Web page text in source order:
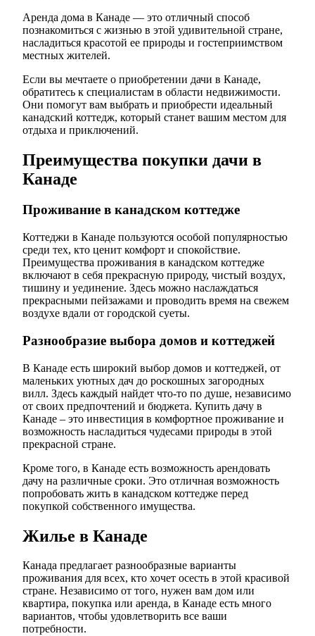
Аренда дома в Канаде — это отличный способ
познакомиться с жизнью в этой удивительной стране,
насладиться красотой ее природы и гостеприимством
местных жителей.
Если вы мечтаете о приобретении дачи в Канаде,
обратитесь к специалистам в области недвижимости.
Они помогут вам выбрать и приобрести идеальный
канадский коттедж, который станет вашим местом для
отдыха и приключений.
Преимущества покупки дачи в
Канаде
Проживание в канадском коттедже
Коттеджи в Канаде пользуются особой популярностью
среди тех, кто ценит комфорт и спокойствие.
Преимущества проживания в канадском коттедже
включают в себя прекрасную природу, чистый воздух,
тишину и уединение. Здесь можно наслаждаться
прекрасными пейзажами и проводить время на свежем
воздухе вдали от городской суеты.
Разнообразие выбора домов и коттеджей
В Канаде есть широкий выбор домов и коттеджей, от
маленьких уютных дач до роскошных загородных
вилл. Здесь каждый найдет что-то по душе, независимо
от своих предпочтений и бюджета. Купить дачу в
Канаде – это инвестиция в комфортное проживание и
возможность насладиться чудесами природы в этой
прекрасной стране.
Кроме того, в Канаде есть возможность арендовать
дачу на различные сроки. Это отличная возможность
попробовать жить в канадском коттедже перед
покупкой собственного имущества.
Жилье в Канаде
Канада предлагает разнообразные варианты
проживания для всех, кто хочет осесть в этой красивой
стране. Независимо от того, нужен вам дом или
квартира, покупка или аренда, в Канаде есть много
вариантов, чтобы удовлетворить все ваши
потребности.